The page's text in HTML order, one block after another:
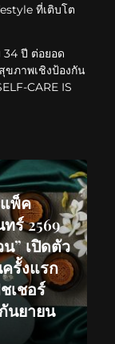
ที่เติบโต
34 ปี ต่อยอด
ภาพเชิงป้องกัน
CARE IS
พ็ค
ร์ 2569
” เปิดตัว
รั้งแรก
เชอร์
นยายน